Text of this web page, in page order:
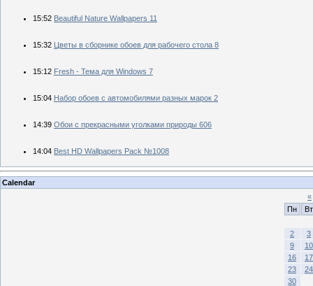
15:52 Beautiful Nature Wallpapers 11
15:32 Цветы в сборнике обоев для рабочего стола 8
15:12 Fresh - Тема для Windows 7
15:04 Набор обоев с автомобилями разных марок 2
14:39 Обои с прекрасными уголками природы 606
14:04 Best HD Wallpapers Pack №1008
Calendar
«
Пн
Вт
2
3
9
10
16
17
23
24
30